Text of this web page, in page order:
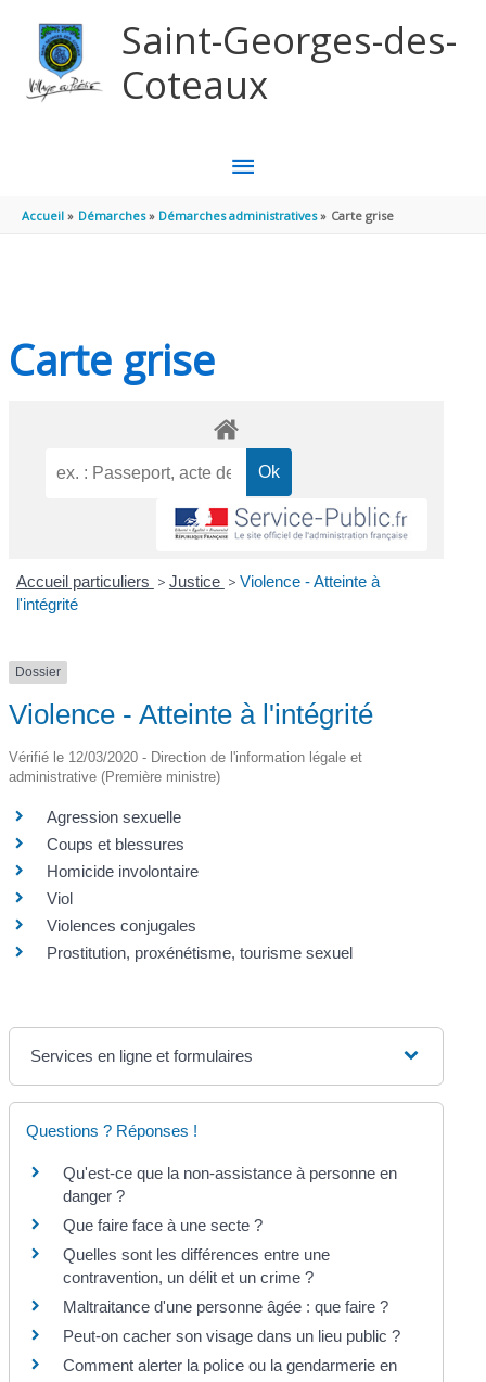
Saint-Georges-des-
Coteaux
MENU
PRINCIPAL
Accueil Démarches Démarches administratives Carte grise
Carte grise
Accueil particuliers > Justice > Violence - Atteinte à
l'intégrité
Dossier
Violence - Atteinte à l'intégrité
Vérifié le 12/03/2020 - Direction de l'information légale et
administrative (Première ministre)
Agression sexuelle
Coups et blessures
Homicide involontaire
Viol
Violences conjugales
Prostitution, proxénétisme, tourisme sexuel
Services en ligne et formulaires
Questions ? Réponses !
Qu'est-ce que la non-assistance à personne en
danger ?
Que faire face à une secte ?
Quelles sont les différences entre une
contravention, un délit et un crime ?
Maltraitance d'une personne âgée : que faire ?
Peut-on cacher son visage dans un lieu public ?
Comment alerter la police ou la gendarmerie en